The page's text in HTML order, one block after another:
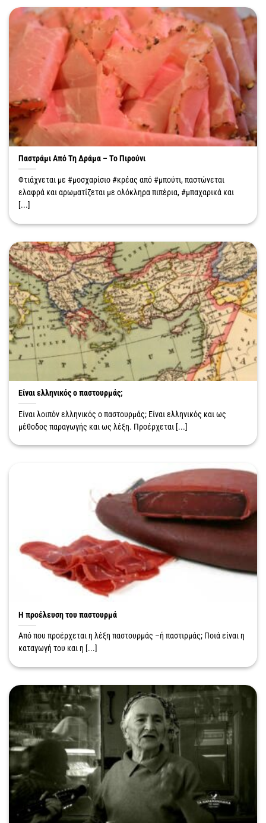
Παστράμι Από Τη Δράμα – Το Πιρούνι
Φτιάχνεται με #μοσχαρίσιο #κρέας από #μπούτι, παστώνεται
ελαφρά και αρωματίζεται με ολόκληρα πιπέρια, #μπαχαρικά και
[...]
Είναι ελληνικός ο παστουρμάς;
Είναι λοιπόν ελληνικός ο παστουρμάς; Είναι ελληνικός και ως
μέθοδος παραγωγής και ως λέξη. Προέρχεται [...]
Η προέλευση του παστουρμά
Από που προέρχεται η λέξη παστουρμάς –ή παστιρμάς; Ποιά είναι η
καταγωγή του και η [...]